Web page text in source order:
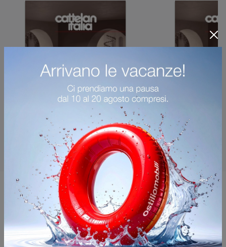
Potrebbero piacerti anche